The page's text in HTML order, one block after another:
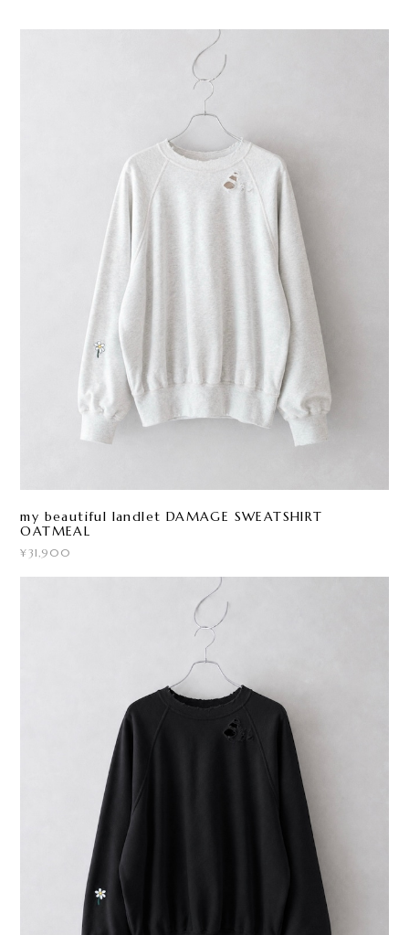
my beautiful landlet DAMAGE SWEATSHIRT
OATMEAL
¥31,900